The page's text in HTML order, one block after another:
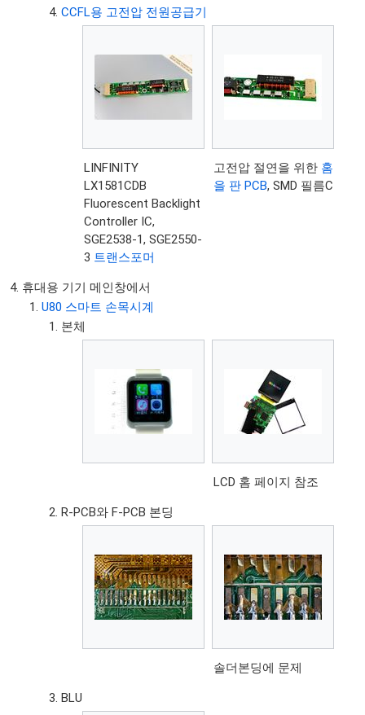
CCFL용 고전압 전원공급기
LINFINITY
LX1581CDB
Fluorescent Backlight
Controller IC,
SGE2538-1, SGE2550-
3 트랜스포머
고전압 절연을 위한 홈
을 판 PCB, SMD 필름C
휴대용 기기 메인창에서
U80 스마트 손목시계
본체
LCD 홈 페이지 참조
R-PCB와 F-PCB 본딩
솔더본딩에 문제
BLU